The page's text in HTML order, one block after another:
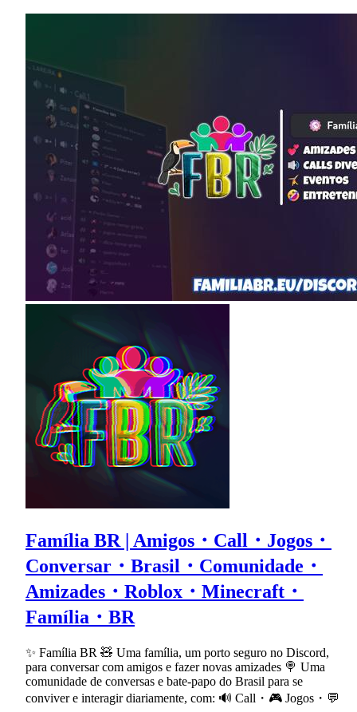
Família BR | Amigos・Call・Jogos・
Conversar・Brasil・Comunidade・
Amizades・Roblox・Minecraft・
Família・BR
✨ Família BR 🧸 Uma família, um porto seguro no Discord,
para conversar com amigos e fazer novas amizades 🍭 Uma
comunidade de conversas e bate-papo do Brasil para se
conviver e interagir diariamente, com: 🔊 Call・🎮 Jogos・💬